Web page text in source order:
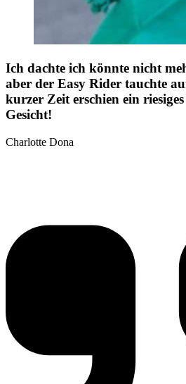
Ich dachte ich könnte nicht
aber der Easy Rider tauchte
kurzer Zeit erschien ein
Gesicht!
Charlotte Dona